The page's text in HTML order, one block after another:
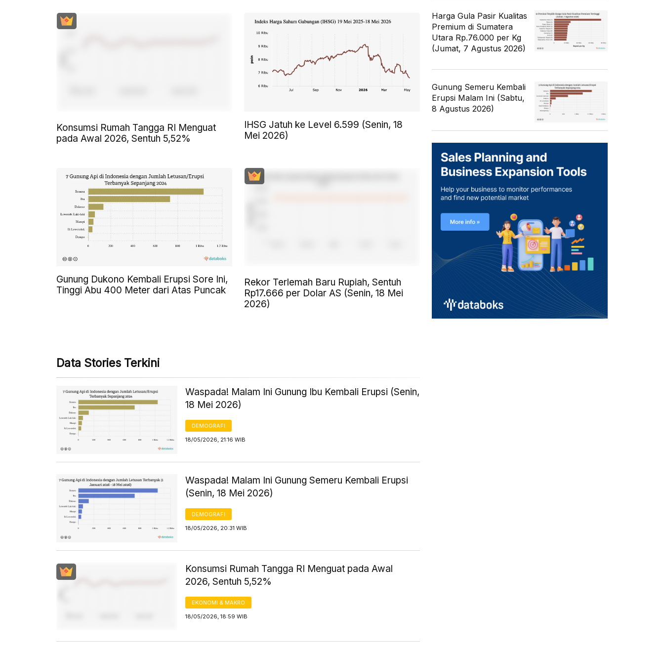
Konsumsi Rumah Tangga RI Menguat
pada Awal 2026, Sentuh 5,52%
IHSG Jatuh ke Level 6.599 (Senin, 18
Mei 2026)
Gunung Dukono Kembali Erupsi Sore Ini,
Tinggi Abu 400 Meter dari Atas Puncak
Rekor Terlemah Baru Rupiah, Sentuh
Rp17.666 per Dolar AS (Senin, 18 Mei
2026)
Data Stories Terkini
Waspada! Malam Ini Gunung Ibu Kembali Erupsi (Senin,
18 Mei 2026)
DEMOGRAFI
18/05/2026, 21:16 WIB
Waspada! Malam Ini Gunung Semeru Kembali Erupsi
(Senin, 18 Mei 2026)
DEMOGRAFI
18/05/2026, 20:31 WIB
Konsumsi Rumah Tangga RI Menguat pada Awal
2026, Sentuh 5,52%
EKONOMI & MAKRO
18/05/2026, 18:59 WIB
Harga Gula Pasir Kualitas
Premium di Sumatera
Utara Rp.76.000 per Kg
(Jumat, 7 Agustus 2026)
Gunung Semeru Kembali
Erupsi Malam Ini (Sabtu,
8 Agustus 2026)